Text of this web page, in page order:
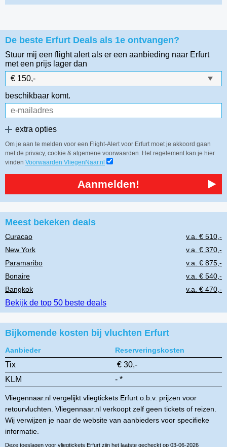
De beste Erfurt Deals als 1e ontvangen?
Stuur mij een flight alert als er een aanbieding naar Erfurt
met een prijs lager dan
beschikbaar komt.
extra opties
Om je aan te melden voor een Flight-Alert voor Erfurt moet je akkoord gaan
met de privacy, cookie & algemene voorwaarden. Het regelement kan je hier
vinden Voorwaarden VliegenNaar.nl
Aanmelden!
Meest bekeken deals
Curacao
v.a. € 510,-
New York
v.a. € 370,-
Paramaribo
v.a. € 875,-
Bonaire
v.a. € 540,-
Bangkok
v.a. € 470,-
Bekijk de top 50 beste deals
Bijkomende kosten bij vluchten Erfurt
Aanbieder Reserveringskosten
Tix
€ 30,-
KLM
- *
Vliegennaar.nl vergelijkt vliegtickets Erfurt o.b.v. prijzen voor
retourvluchten. Vliegennaar.nl verkoopt zelf geen tickets of reizen.
Wij verwijzen je naar de website van aanbieders voor specifieke
informatie.
Deze toeslagen voor vliegtickets Erfurt zijn het laatste gecheckt op 03-06-2026